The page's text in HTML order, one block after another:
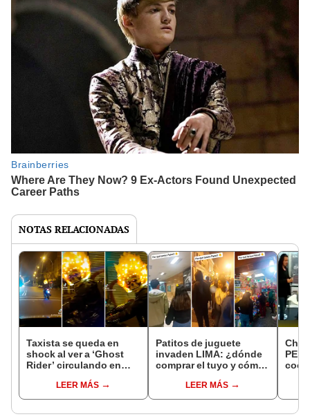
NOTAS RELACIONADAS
Taxista se queda en
shock al ver a ‘Ghost
Rider’ circulando en
LEER MÁS
Patitos de juguete
invaden LIMA: ¿dónde
comprar el tuyo y cómo
LEER MÁS
Chef